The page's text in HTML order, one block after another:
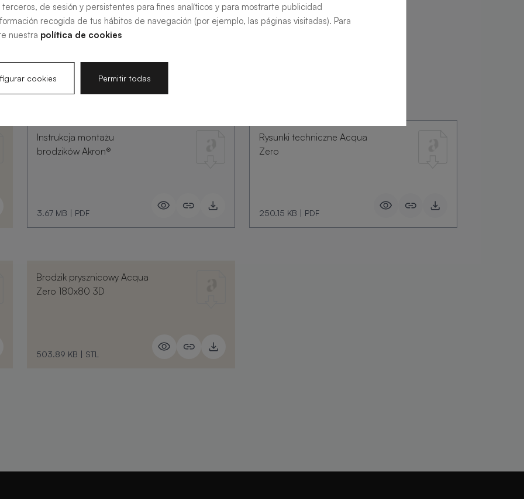
Instrukcja montażu
brodzików Akron®
3.67 MB | PDF
Rysunki techniczne Acqua
Zero
250.15 KB | PDF
Brodzik prysznicowy Acqua
Zero 180x80 3D
503.89 KB | STL
de sesión y persistentes para fines analíticos y para mostrarte publicidad
recogida de tus hábitos de navegación (por ejemplo, las páginas visitadas). Para
nuestra política de cookies
cookies Permitir todas